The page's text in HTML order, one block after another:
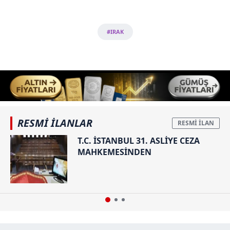
için Ayarlar butonuna tıklayabilir,
6698 sayılı Kişisel Verilerin Korunması Kanunu uyarınca
hazırlanmış Aydınlatma Metnimizi okumak ve sitemizde
ilgili mevzuata uygun olarak kullanılan çerezlerle ilgili bilgi
#IRAK
RESMİ İLANLAR
T.C. İSTANBUL 31. ASLİYE CEZA
MAHKEMESİNDEN